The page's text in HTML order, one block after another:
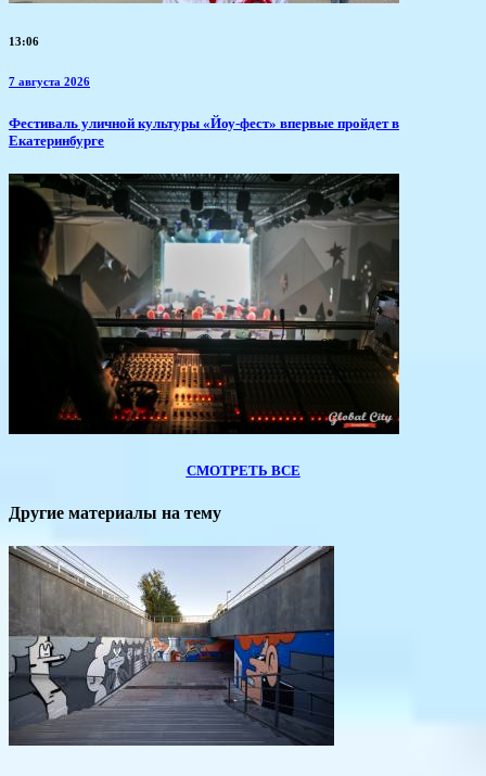
13:06
7 августа 2026
​Фестиваль уличной культуры «Йоу-фест» впервые пройдет в
Екатеринбурге
СМОТРЕТЬ ВСЕ
Другие материалы на тему